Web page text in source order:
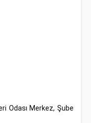
Odası Merkez, Şube